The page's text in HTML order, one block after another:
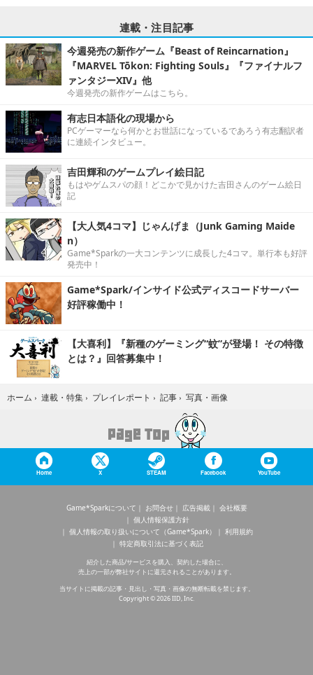
連載・注目記事
今週発売の新作ゲーム『Beast of Reincarnation』
『MARVEL Tōkon: Fighting Souls』『ファイナルフ
ァンタジーXIV』他
今週発売の新作ゲームはこちら。
有志日本語化の現場から
PCゲーマーなら何かとお世話になっているであろう有志翻訳者
に連続インタビュー。
吉田輝和のゲームプレイ絵日記
もはやゲムスパの顔！どこかで見かけた吉田さんのゲーム絵日
記
【大人気4コマ】じゃんげま（Junk Gaming Maide
n）
Game*Sparkの一大コンテンツに成長した4コマ。単行本も好評
発売中！
Game*Spark/インサイド公式ディスコードサーバー
好評稼働中！
【大喜利】『新種のゲーミング“蚊”が登場！ その特徴
とは？』回答募集中！
ホーム › 連載・特集 › プレイレポート › 記事 › 写真・画像
Home X STEAM Facebook YouTube
Game*Sparkについて お問合せ 広告掲載
会社概要
個人情報保護方針
個人情報の取り扱いについて（Game*Spark）
利用規約
特定商取引法に基づく表記
紹介した商品/サービスを購入、契約した場合に、
売上の一部が弊社サイトに還元されることがあります。
当サイトに掲載の記事・見出し・写真・画像の無断転載を禁じます。
Copyright © 2026 IID, Inc.